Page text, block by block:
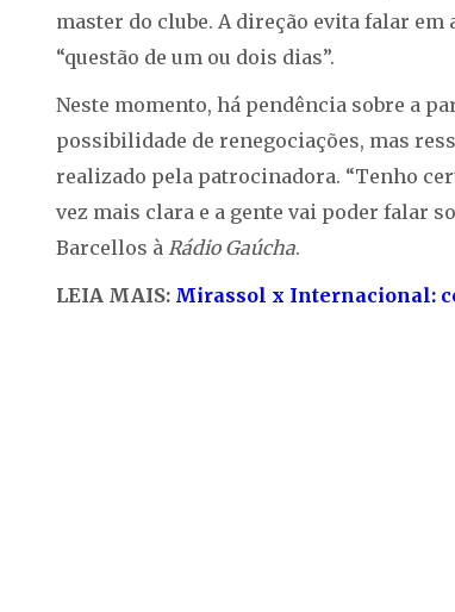
master do clube. A direção evita falar
“questão de um ou dois dias”.
Neste momento, há pendência sobre a
possibilidade de renegociações, mas
realizado pela patrocinadora. “Tenho
vez mais clara e a gente vai poder falar
Barcellos à Rádio Gaúcha.
LEIA MAIS: Mirassol x Internacional: